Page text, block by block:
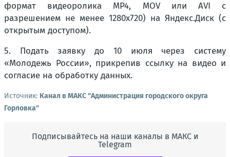
формат видеоролика MP4, MOV или AVI с
разрешением не менее 1280х720) на Яндекс.Диск (с
открытым доступом).
5. Подать заявку до 10 июля через систему
«Молодежь России», прикрепив ссылку на видео и
согласие на обработку данных.
Источник: Канал в МАКС "Администрация городского округа
Горловка"
Подписывайтесь на наши каналы в МАКС и
Telegram